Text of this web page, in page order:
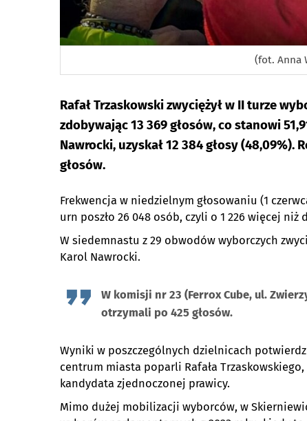
(fot. Anna
Rafał Trzaskowski zwyciężył w II turze
zdobywając 13 369 głosów, co stanowi
Nawrocki, uzyskał 12 384 głosy
głosów.
Frekwencja w niedzielnym głosowaniu (1
urn poszło 26 048 osób, czyli o 1 226 więcej
W siedemnastu z 29 obwodów wyborczych
Karol Nawrocki.
W komisji nr 23 (Ferrox Cube, ul.
otrzymali po 425 głosów.
Wyniki w poszczególnych dzielnicach
centrum miasta poparli Rafała
kandydata zjednoczonej prawicy.
Mimo dużej mobilizacji wyborców, w